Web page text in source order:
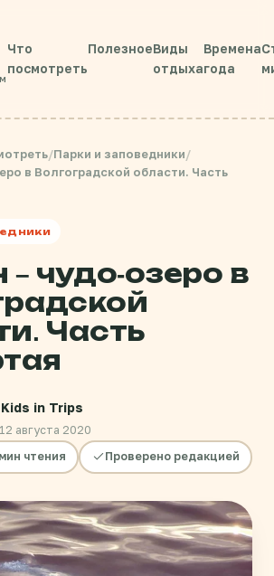
Что
посмотреть
ПолезноеВиды
отдыха
Времена
года
/Парки и заповедники/
в Волгоградской области. Часть
– чудо-озеро в
Часть
in Trips
августа 2020
чтения
Проверено редакцией